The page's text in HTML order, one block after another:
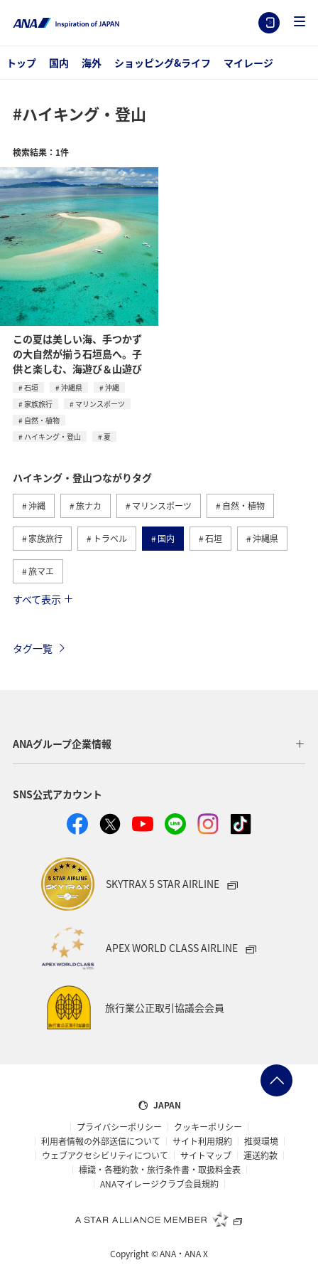
トップ 国内 海外 ショッピング&ライフ マイレージ
#ハイキング・登山
検索結果：1件
この夏は美しい海、手つかず
の大自然が揃う石垣島へ。子
供と楽しむ、海遊び＆山遊び
石垣 沖縄県
沖縄
家族旅行
マリンスポーツ
自然・植物
ハイキング・登山
夏
ハイキング・登山つながりタグ
沖縄 旅ナカ マリンスポーツ 自然・植物
家族旅行 トラベル 国内 石垣 沖縄県
旅マエ
夏
すべて表示
タグ一覧
ANAグループ企業情報
SNS公式アカウント
SKYTRAX 5 STAR AIRLINE
APEX WORLD CLASS AIRLINE
旅行業公正取引協議会会員
JAPAN
プライバシーポリシー
クッキーポリシー
利用者情報の外部送信について
サイト利用規約
推奨環境
ウェブアクセシビリティについて
サイトマップ
運送約款
標識・各種約款・旅行条件書・取扱料金表
ANAマイレージクラブ会員規約
Copyright ©ANA・ANA X